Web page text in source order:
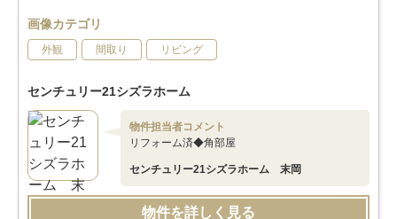
画像カテゴリ
外観 間取り リビング
センチュリー21シズラホーム
物件担当者コメント
リフォーム済◆角部屋
センチュリー21シズラホーム 末岡
物件を詳しく見る